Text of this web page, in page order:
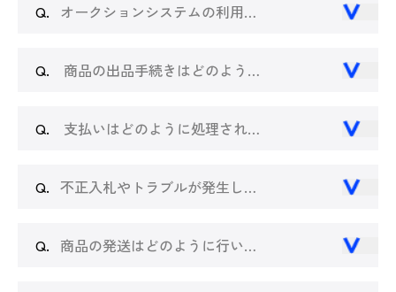
Q. オークションシステムの利用料はどうなっていますか？
Q. 商品の出品手続きはどのように行いますか？
Q. 支払いはどのように処理されますか？
Q. 不正入札やトラブルが発生した場合、どう対処しますか？
Q. 商品の発送はどのように行いますか？